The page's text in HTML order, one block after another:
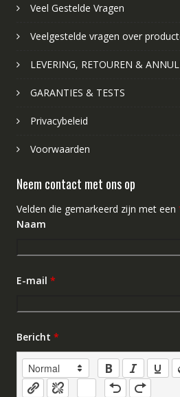
Veel Gestelde Vragen
Veelgestelde vragen over
LEVERING, RETOUREN &
GARANTIES & TESTS
Privacybeleid
Voorwaarden
Neem contact met ons op
Velden die gemarkeerd zijn met een
Naam
E-mail *
Bericht *